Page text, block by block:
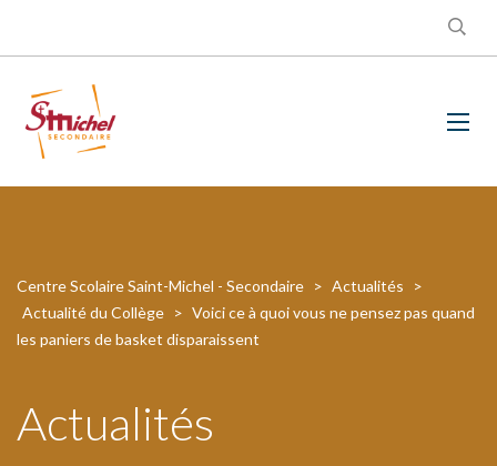
Centre Scolaire Saint-Michel - Secondaire > Actualités
>
Actualité du Collège > Voici ce à quoi vous ne pensez pas quand
les paniers de basket disparaissent
Actualités